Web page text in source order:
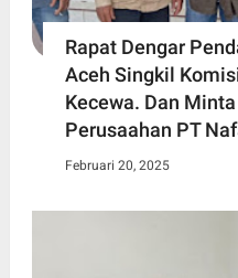
Rapat Dengar
Aceh Singkil
Kecewa. Dan
Perusaahan PT
Februari 20, 2025